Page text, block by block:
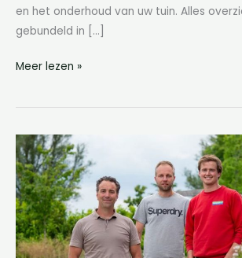
en het onderhoud van uw tuin. Alles
gebundeld in […]
Meer lezen »
Vreeker
Bestrating
&
Groen
maakt
van